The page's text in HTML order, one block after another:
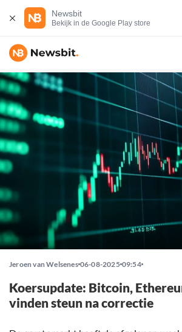
Newsbit
Bekijk in de Google Play store
Jeroen van Welsenes 06-08-2025 09:54
Koersupdate: Bitcoin,
vinden steun na correctie